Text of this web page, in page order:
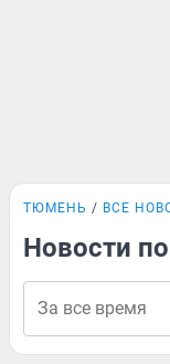
ТЮМЕНЬ ВСЕ
Новости